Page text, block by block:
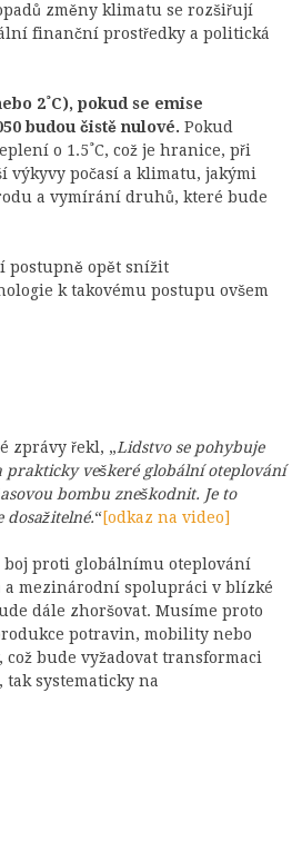
změny klimatu se rozšiřují
finanční prostředky a politická
2˚C), pokud se emise
budou čistě nulové. Pokud
o 1.5˚C, což je hranice, při
výkyvy počasí a klimatu, jakými
a vymírání druhů, které bude
postupně opět snížit
k takovému postupu ovšem
zprávy řekl, „Lidstvo se pohybuje
prakticky veškeré globální oteplování
bombu zneškodnit. Je to
dosažitelné.“[odkaz na video]
boj proti globálnímu oteplování
a mezinárodní spolupráci v blízké
dále zhoršovat. Musíme proto
potravin, mobility nebo
bude vyžadovat transformaci
systematicky na